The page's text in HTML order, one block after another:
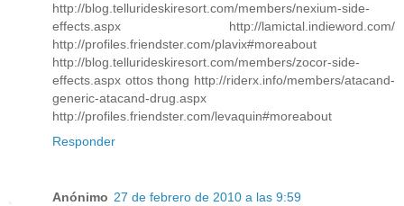
http://blog.tellurideskiresort.com/members/nexium-side-
effects.aspx http://lamictal.indieword.com/
http://profiles.friendster.com/plavix#moreabout
http://blog.tellurideskiresort.com/members/zocor-side-
effects.aspx ottos thong http://riderx.info/members/atacand-
generic-atacand-drug.aspx
http://profiles.friendster.com/levaquin#moreabout
Responder
Anónimo 27 de febrero de 2010 a las 9:59